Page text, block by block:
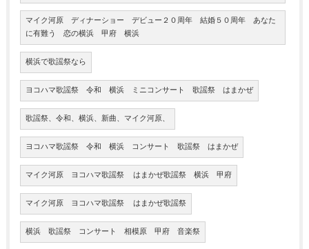
マイク河原 ディナーショー デビュー２０周年 結婚５０周年 あなた
に有難う 恋の横浜 甲府 横浜
横浜で歌謡祭なら
ヨコハマ歌謡祭 令和 横浜 ミニコンサート 歌謡祭 はまかぜ
歌謡祭、令和、横浜、新曲、マイク河原、
ヨコハマ歌謡祭 令和 横浜 コンサート 歌謡祭 はまかぜ
マイク河原 ヨコハマ歌謡祭 はまかぜ歌謡祭 横浜 甲府
マイク河原 ヨコハマ歌謡祭 はまかぜ歌謡祭
横浜 歌謡祭 コンサート 相模原 甲府 音楽祭